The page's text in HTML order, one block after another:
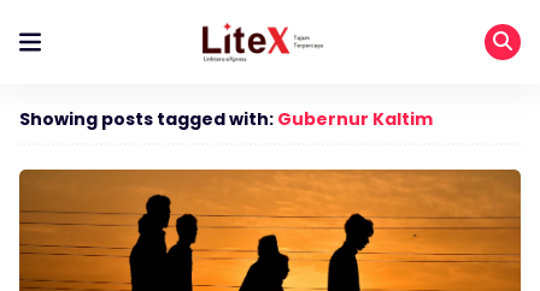
Showing posts tagged with: Gubernur Kaltim